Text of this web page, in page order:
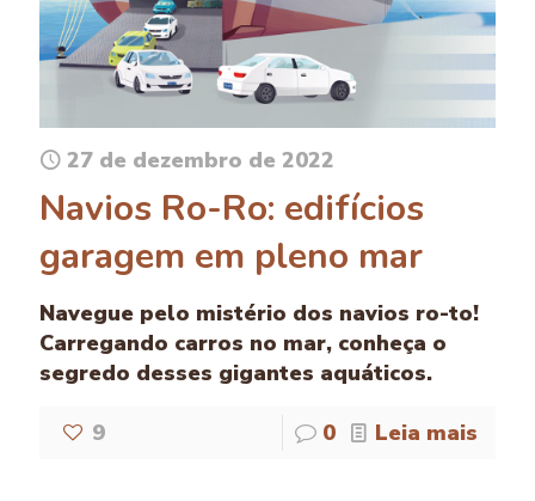
27 de dezembro de 2022
Navios Ro-Ro: edifícios
garagem em pleno mar
Navegue pelo mistério dos navios ro-to!
Carregando carros no mar, conheça o
segredo desses gigantes aquáticos.
9 0 Leia mais